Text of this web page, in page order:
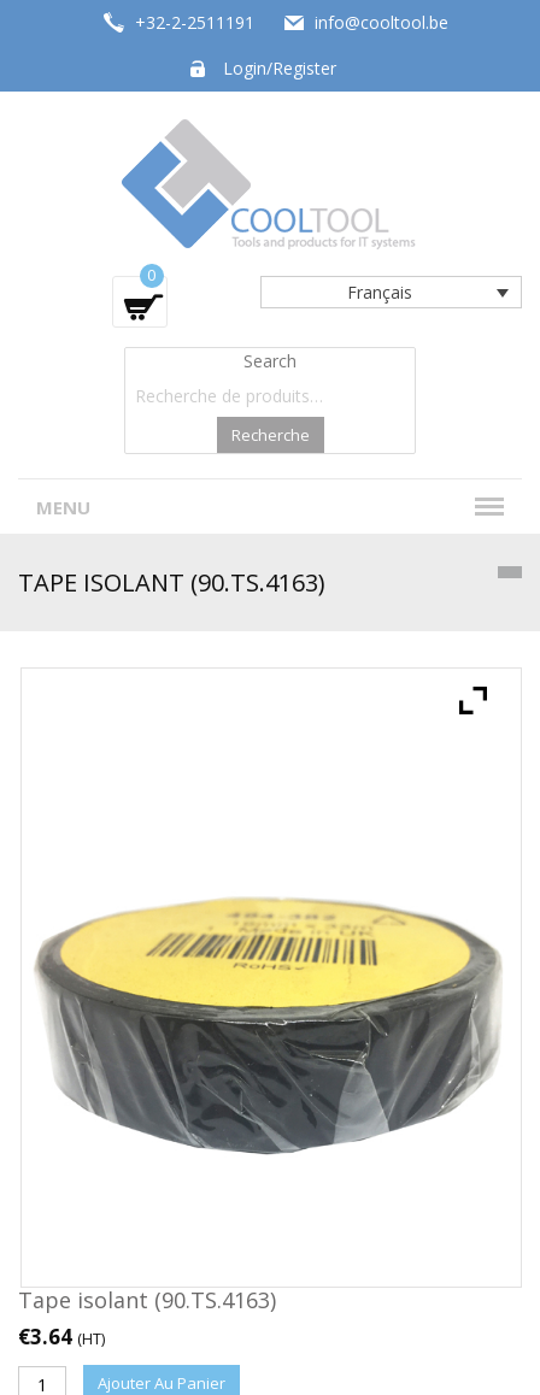
+32-2-2511191
info@cooltool.be
Login/Register
Tools and products for office systems
Français
0
Search
Recherche
MENU
TAPE ISOLANT (90.TS.4163)
Tape isolant (90.TS.4163)
€3.64 (HT)
Ajouter Au Panier